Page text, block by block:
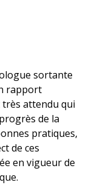
sortante
rapport
très attendu qui
de la
pratiques,
de ces
en vigueur de